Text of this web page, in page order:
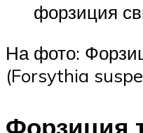
форзиция
На фото:
(Forsythia
Форзиция